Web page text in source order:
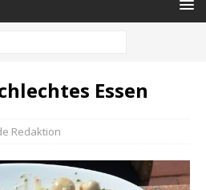
Essen
Redaktion